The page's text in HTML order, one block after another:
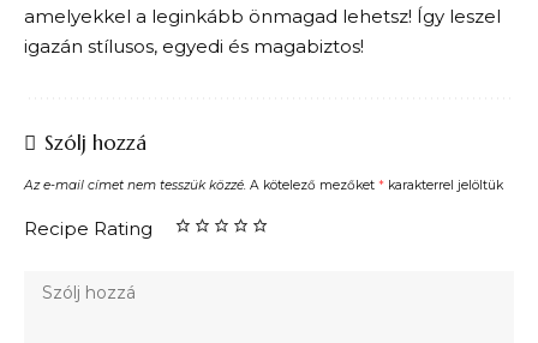
amelyekkel a leginkább önmagad lehetsz! Így leszel
igazán stílusos, egyedi és magabiztos!
Szólj hozzá
Az e-mail címet nem tesszük közzé. A kötelező mezőket * karakterrel jelöltük
Recipe Rating